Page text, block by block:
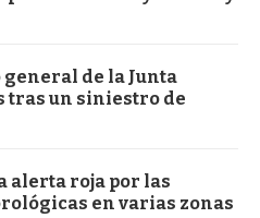
de la Junta
tras un siniestro de
alerta roja por las
en varias zonas